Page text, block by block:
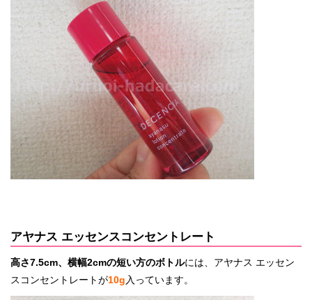
アヤナス エッセンスコンセントレート
高さ7.5cm、横幅2cmの短い方のボトルには、アヤナス エッセン
スコンセントレートが10g 入っています。